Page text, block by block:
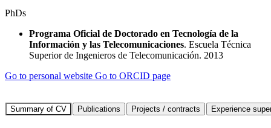
PhDs
Programa Oficial de Doctorado en Tecnología de la
Información y las Telecomunicaciones. Escuela Técnica
Superior de Ingenieros de Telecomunicación. 2013
Go to personal website Go to ORCID page